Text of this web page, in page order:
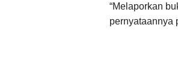
“Melaporkan
pernyataannya